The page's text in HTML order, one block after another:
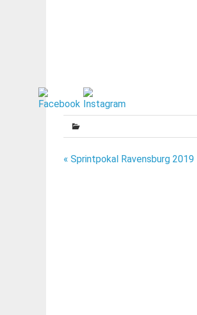
Beitragsnavigation
« Sprintpokal Ravensburg 2019